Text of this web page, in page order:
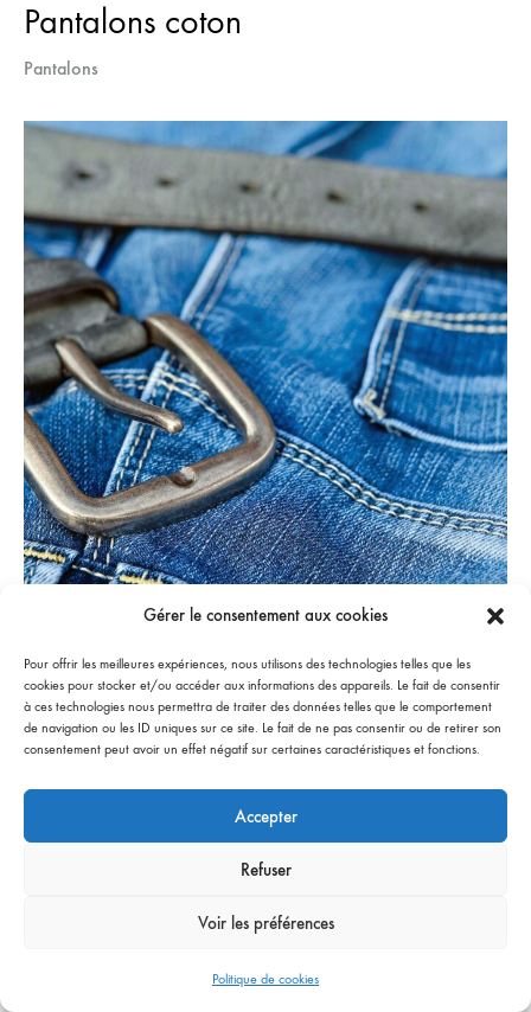
Gérer le consentement aux cookies
Pour offrir les meilleures expériences, nous utilisons des technologies telles que les
cookies pour stocker et/ou accéder aux informations des appareils. Le fait de consentir
à ces technologies nous permettra de traiter des données telles que le comportement
de navigation ou les ID uniques sur ce site. Le fait de ne pas consentir ou de retirer son
consentement peut avoir un effet négatif sur certaines caractéristiques et fonctions.
Accepter
Refuser
Voir les préférences
Politique de cookies
Pantalons coton
Pantalons
Jeans
Pantalons